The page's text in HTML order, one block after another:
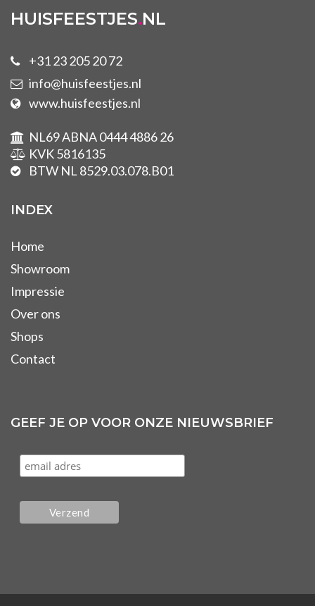
HUISFEESTJES.NL
+31 23 205 20 72
info@huisfeestjes.nl
www.huisfeestjes.nl
NL69 ABNA 0444 4886 26
KVK 5816135
BTW NL 8529.03.078.B01
INDEX
Home
Showroom
Impressie
Over ons
Shops
Contact
GEEF JE OP VOOR ONZE NIEUWSBRIEF